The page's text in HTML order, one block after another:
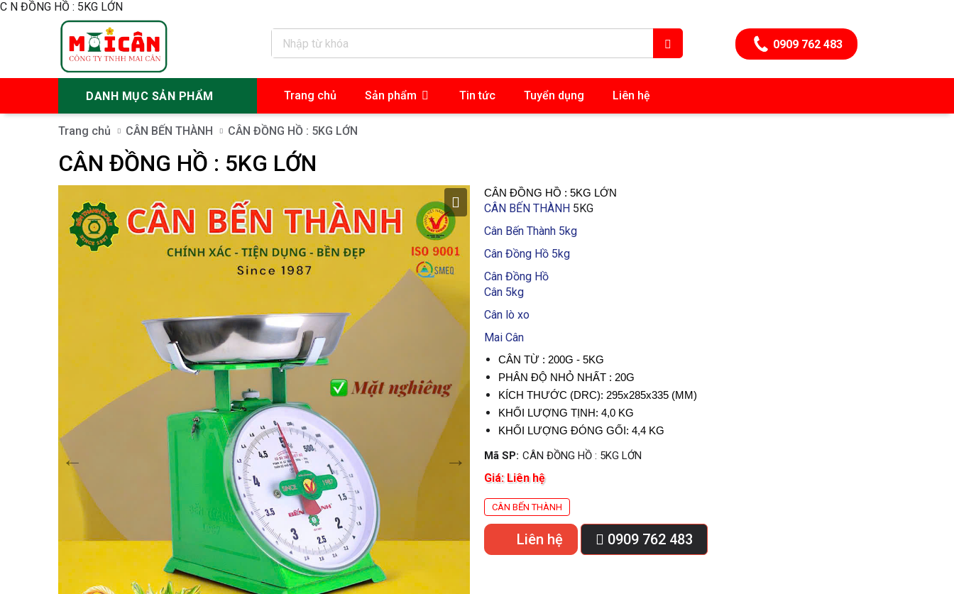
C N ĐỒNG HỒ : 5KG LỚN
0909 762 483
DANH MỤC SẢN PHẨM Trang chủ Sản phẩm Tin tức Tuyển dụng Liên hệ
Trang chủ CÂN BẾN THÀNH CÂN ĐỒNG HỒ : 5KG LỚN
CÂN ĐỒNG HỒ : 5KG LỚN
CÂN ĐỒNG HỒ : 5KG LỚN
CÂN BẾN THÀNH 5KG
Cân Bến Thành 5kg
Cân Đồng Hồ 5kg
Cân Đồng Hồ
Cân 5kg
Cân lò xo
Mai Cân
CÂN TỪ : 200G - 5KG
PHÂN ĐỘ NHỎ NHẤT : 20G
KÍCH THƯỚC (DRC): 295x285x335 (MM)
KHỐI LƯỢNG TỊNH: 4,0 KG
KHỐI LƯỢNG ĐÓNG GỐI: 4,4 KG
Mã SP: CÂN ĐỒNG HỒ : 5KG LỚN
Giá: Liên hệ
CÂN BẾN THÀNH
Liên hệ 0909 762 483